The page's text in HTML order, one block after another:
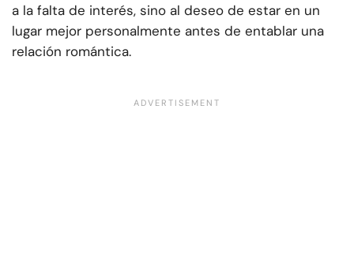
a la falta de interés, sino al deseo de estar en un
lugar mejor personalmente antes de entablar una
relación romántica.